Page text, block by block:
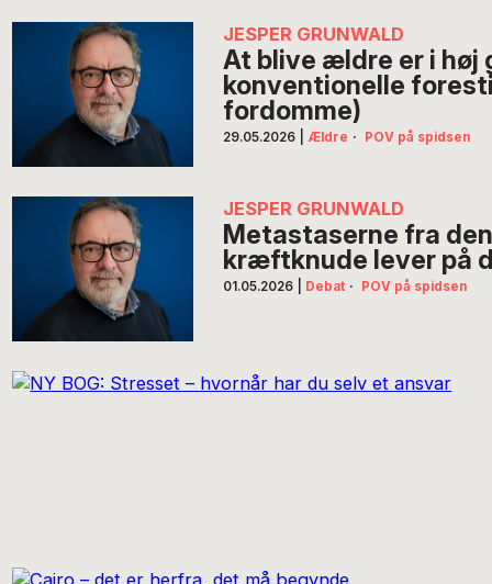
JESPER GRUNWALD
At blive ældre er i høj
konventionelle
fordomme)
29.05.2026 Ældre · POV på spidsen
JESPER GRUNWALD
Metastaserne fra
kræftknude lever på
01.05.2026 Debat · POV på spidsen